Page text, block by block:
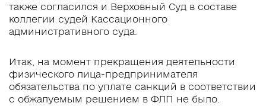
также согласился и Верховный Суд в составе
коллегии судей Кассационного
административного суда.
Итак, на момент прекращения деятельности
физического лица-предпринимателя
обязательства по уплате санкций в соответствии
с обжалуемым решением в ФЛП не было.